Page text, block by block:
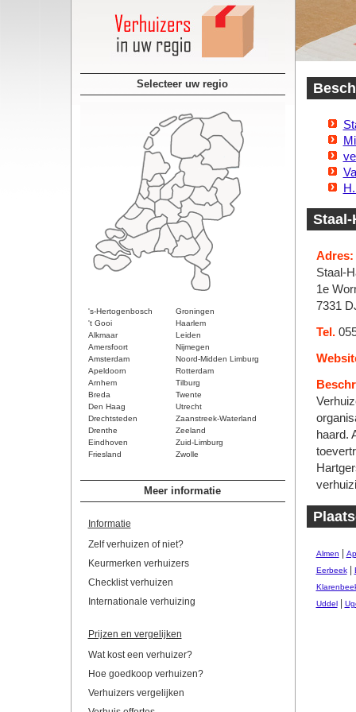
Selecteer uw regio
's-Hertogenbosch
Groningen
't Gooi
Haarlem
Alkmaar
Leiden
Amersfoort
Nijmegen
Amsterdam
Noord-Midden Limburg
Apeldoorn
Rotterdam
Arnhem
Tilburg
Breda
Twente
Den Haag
Utrecht
Drechtsteden
Zaanstreek-Waterland
Drenthe
Zeeland
Eindhoven
Zuid-Limburg
Friesland
Zwolle
Meer informatie
Informatie
Zelf verhuizen of niet?
Keurmerken verhuizers
Checklist verhuizen
Internationale verhuizing
Prijzen en vergelijken
Wat kost een verhuizer?
Hoe goedkoop verhuizen?
Verhuizers vergelijken
Staal-
Adres:
Staal-
1e
7331
Tel.
haard.
Almen
Eerbeek|
Uddel|